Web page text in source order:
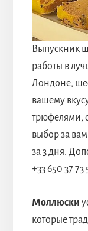
Выпускник
работы в
Лондоне,
вашему
трюфелями,
выбор за
за 3 дня.
+33 650 37 73
Моллюски
которые